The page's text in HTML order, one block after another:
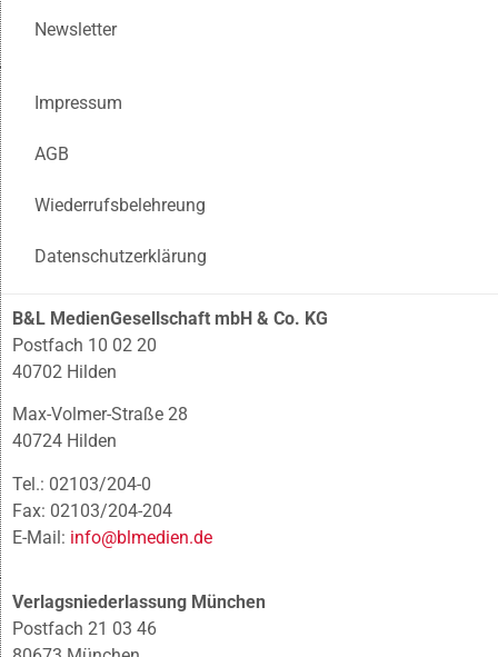
Newsletter
Impressum
AGB
Wiederrufsbelehreung
Datenschutzerklärung
B&L MedienGesellschaft mbH & Co. KG
Postfach 10 02 20
40702 Hilden
Max-Volmer-Straße 28
40724 Hilden
Tel.: 02103/204-0
Fax: 02103/204-204
E-Mail: info@blmedien.de
Verlagsniederlassung München
Postfach 21 03 46